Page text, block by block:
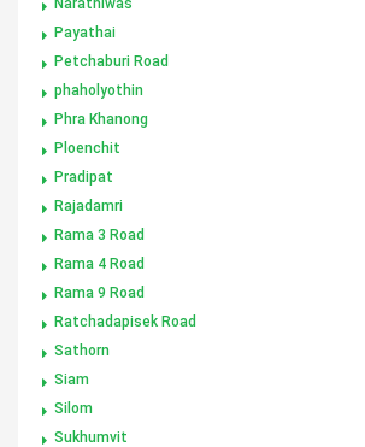
Payathai
Petchaburi Road
phaholyothin
Phra Khanong
Ploenchit
Pradipat
Rajadamri
Rama 3 Road
Rama 4 Road
Rama 9 Road
Ratchadapisek Road
Sathorn
Siam
Silom
Sukhumvit